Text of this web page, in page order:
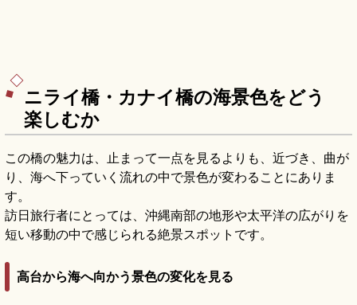
ニライ橋・カナイ橋の海景色をどう
楽しむか
この橋の魅力は、止まって一点を見るよりも、近づき、曲が
り、海へ下っていく流れの中で景色が変わることにありま
す。
訪日旅行者にとっては、沖縄南部の地形や太平洋の広がりを
短い移動の中で感じられる絶景スポットです。
高台から海へ向かう景色の変化を見る